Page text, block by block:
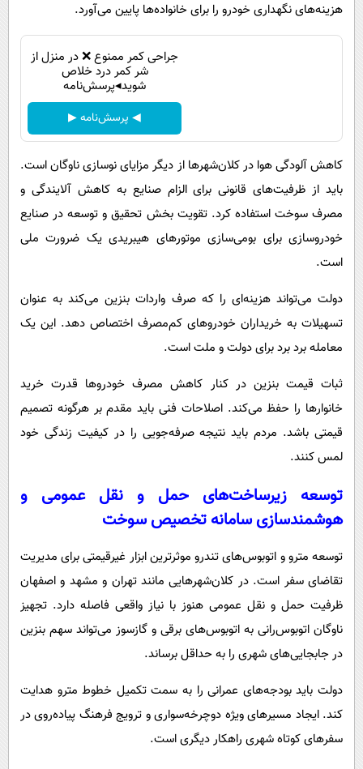
هزینه‌های نگهداری خودرو را برای خانواده‌ها پایین می‌آورد.
جراحی کمر ممنوع ❌ در منزل از
شر کمر درد خلاص
شوید◂پرسش‌نامه
◀ پرسش‌نامه ▶
کاهش آلودگی هوا در کلان‌شهرها از دیگر مزایای نوسازی ناوگان است.
باید از ظرفیت‌های قانونی برای الزام صنایع به کاهش آلایندگی و
مصرف سوخت استفاده کرد. تقویت بخش تحقیق و توسعه در صنایع
خودروسازی برای بومی‌سازی موتورهای هیبریدی یک ضرورت ملی
است.
دولت می‌تواند هزینه‌ای را که صرف واردات بنزین می‌کند به عنوان
تسهیلات به خریداران خودروهای کم‌مصرف اختصاص دهد. این یک
معامله برد برد برای دولت و ملت است.
ثبات قیمت بنزین در کنار کاهش مصرف خودروها قدرت خرید
خانوارها را حفظ می‌کند. اصلاحات فنی باید مقدم بر هرگونه تصمیم
قیمتی باشد. مردم باید نتیجه صرفه‌جویی را در کیفیت زندگی خود
لمس کنند.
توسعه زیرساخت‌های حمل و نقل عمومی و
هوشمندسازی سامانه تخصیص سوخت
توسعه مترو و اتوبوس‌های تندرو موثرترین ابزار غیرقیمتی برای مدیریت
تقاضای سفر است. در کلان‌شهرهایی مانند تهران و مشهد و اصفهان
ظرفیت حمل و نقل عمومی هنوز با نیاز واقعی فاصله دارد. تجهیز
ناوگان اتوبوس‌رانی به اتوبوس‌های برقی و گازسوز می‌تواند سهم بنزین
در جابجایی‌های شهری را به حداقل برساند.
دولت باید بودجه‌های عمرانی را به سمت تکمیل خطوط مترو هدایت
کند. ایجاد مسیرهای ویژه دوچرخه‌سواری و ترویج فرهنگ پیاده‌روی در
سفرهای کوتاه شهری راهکار دیگری است.